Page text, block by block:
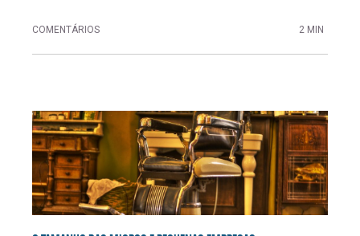
COMENTÁRIOS 2 MIN